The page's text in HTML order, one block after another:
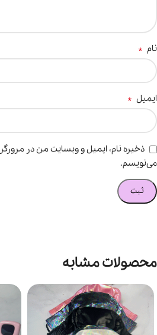
نام *
ایمیل *
ذخیره نام، ایمیل و وبسایت من در
می‌نویسم.
محصولات مشابه